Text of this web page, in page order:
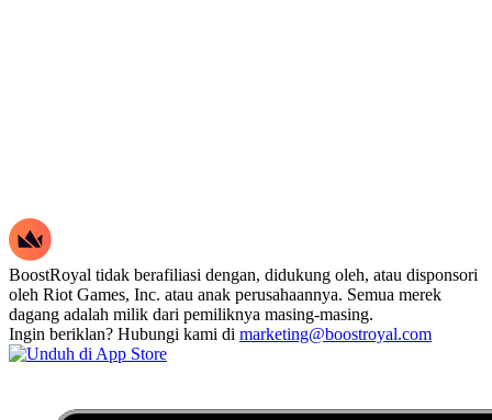
BoostRoyal tidak berafiliasi dengan, didukung oleh, atau disponsori
oleh Riot Games, Inc. atau anak perusahaannya. Semua merek
dagang adalah milik dari pemiliknya masing-masing.
Ingin beriklan? Hubungi kami di marketing@boostroyal.com